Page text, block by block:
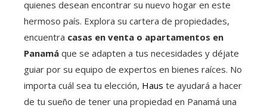
quienes desean encontrar su nuevo hogar en este
hermoso país. Explora su cartera de propiedades,
encuentra casas en venta o apartamentos en
Panamá que se adapten a tus necesidades y déjate
guiar por su equipo de expertos en bienes raíces. No
importa cuál sea tu elección, Haus te ayudará a hacer
de tu sueño de tener una propiedad en Panamá una